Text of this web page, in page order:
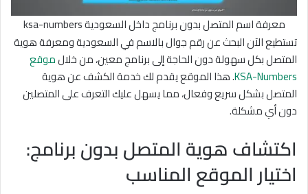
معرفة اسم المتصل بدون برنامج داخل السعودية ksa-numbers
تستطيع الآن البحث عن رقم جوال بالاسم في السعودية ومعرفة هوية
المتصل بكل سهولة دون الحاجة إلى برنامج معين، من خلالموقع
KSA-Numbers. هذا الموقع يقدم لك خدمة الكشف عن هوية
المتصل بشكل سريع وفعال، مما يسهل عليك التعرف على المتصلين
دون أي مشكلة.
اكتشاف هوية المتصل بدون برنامج:
اختيار الموقع المناسب